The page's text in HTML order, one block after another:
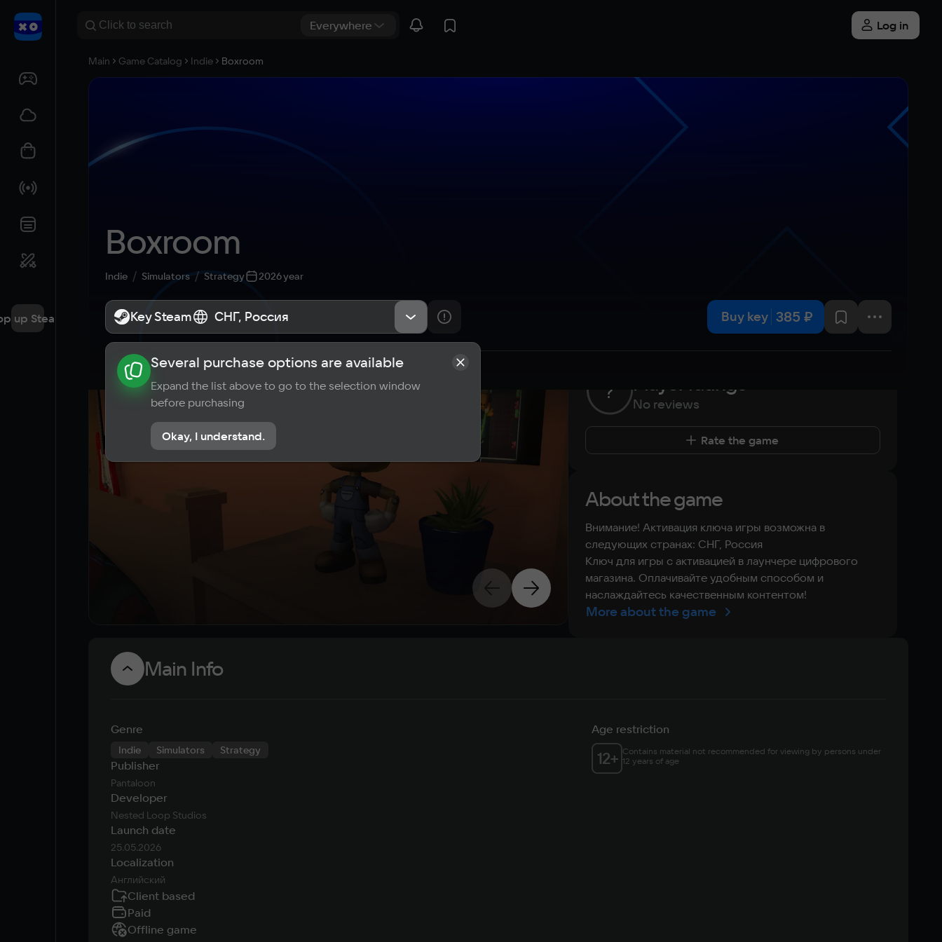
up Steam
Log in
Main Game Catalog Indie Boxroom
Boxroom
Indie Simulators Strategy 2026 year
Key Steam СНГ, Россия Buy key 385 ₽
About the game News Requirements Reviews
? Player ratings
No reviews
Rate the game
About the game
Внимание! Активация ключа игры возможна в
следующих странах: СНГ, Россия
Ключ для игры с активацией в лаунчере цифрового
магазина. Оплачивайте удобным способом и
наслаждайтесь качественным контентом!
More about the game
Main Info
Genre
Indie Simulators Strategy
Publisher
Pantaloon
Developer
Nested Loop Studios
Launch date
25.05.2026
Localization
Английский
Age restriction
12+ Contains material not recommended for viewing by persons under
12 years of age
Client based
Paid
Offline game
Key Steam СНГ, Россия
Several purchase options are available
Expand the list above to go to the selection window
before purchasing
Okay, I understand.